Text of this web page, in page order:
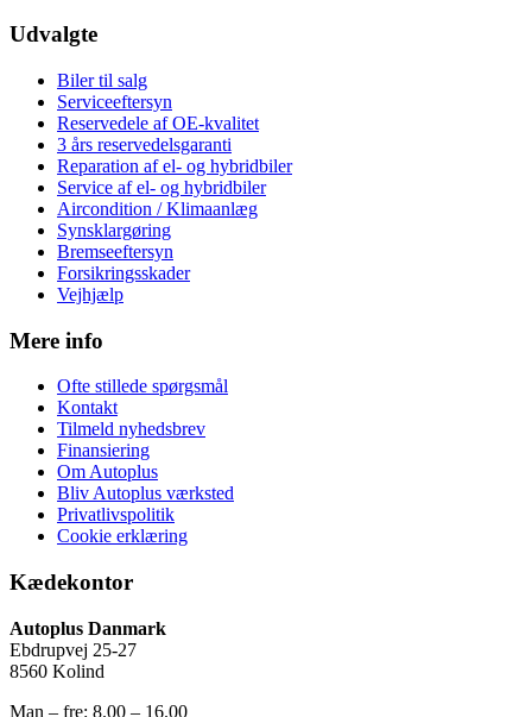
Udvalgte
Biler til salg
Serviceeftersyn
Reservedele af OE-kvalitet
3 års reservedelsgaranti
Reparation af el- og hybridbiler
Service af el- og hybridbiler
Aircondition / Klimaanlæg
Synsklargøring
Bremseeftersyn
Forsikringsskader
Vejhjælp
Mere info
Ofte stillede spørgsmål
Kontakt
Tilmeld nyhedsbrev
Finansiering
Om Autoplus
Bliv Autoplus værksted
Privatlivspolitik
Cookie erklæring
Kædekontor
Autoplus Danmark
Ebdrupvej 25-27
8560 Kolind
Man – fre: 8.00 – 16.00